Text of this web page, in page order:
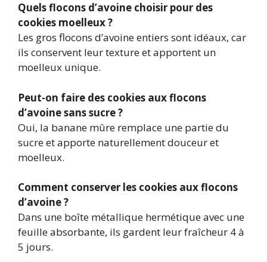
Quels flocons d’avoine choisir pour des
cookies moelleux ?
Les gros flocons d’avoine entiers sont idéaux, car
ils conservent leur texture et apportent un
moelleux unique.
Peut-on faire des cookies aux flocons
d’avoine sans sucre ?
Oui, la banane mûre remplace une partie du
sucre et apporte naturellement douceur et
moelleux.
Comment conserver les cookies aux flocons
d’avoine ?
Dans une boîte métallique hermétique avec une
feuille absorbante, ils gardent leur fraîcheur 4 à
5 jours.